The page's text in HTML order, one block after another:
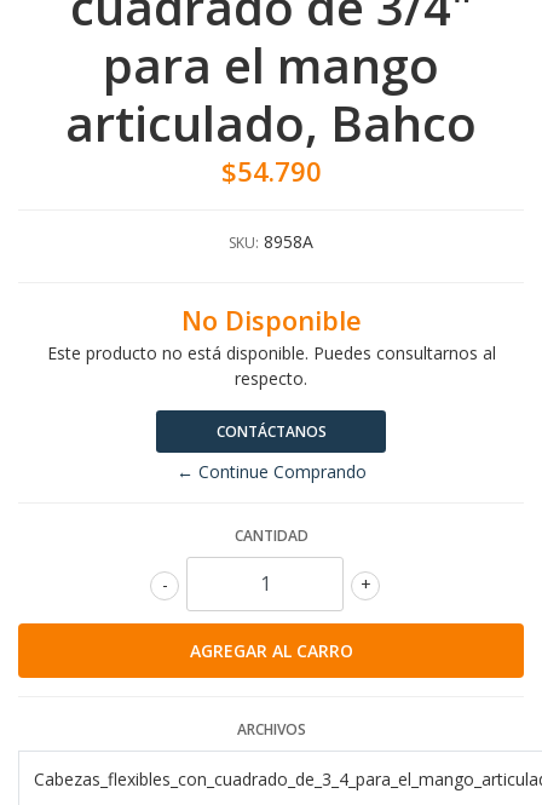
para el mango
articulado, Bahco
$54.790
SKU: 8958A
No Disponible
Este producto no está disponible. Puedes consultarnos al
respecto.
CONTÁCTANOS
← Continue Comprando
CANTIDAD
+
-
ARCHIVOS